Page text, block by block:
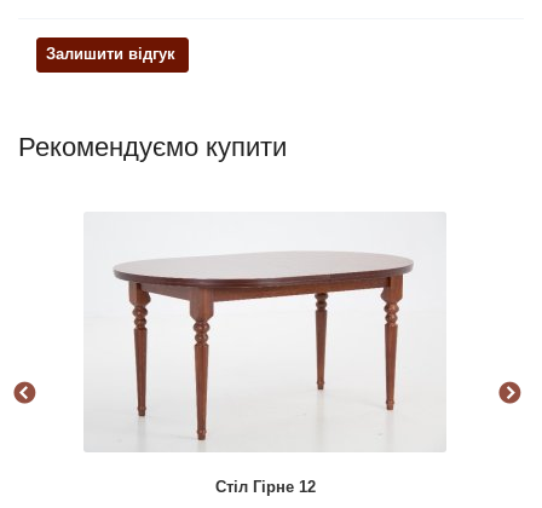
Залишити відгук
Рекомендуємо купити
Стіл Гірне 12